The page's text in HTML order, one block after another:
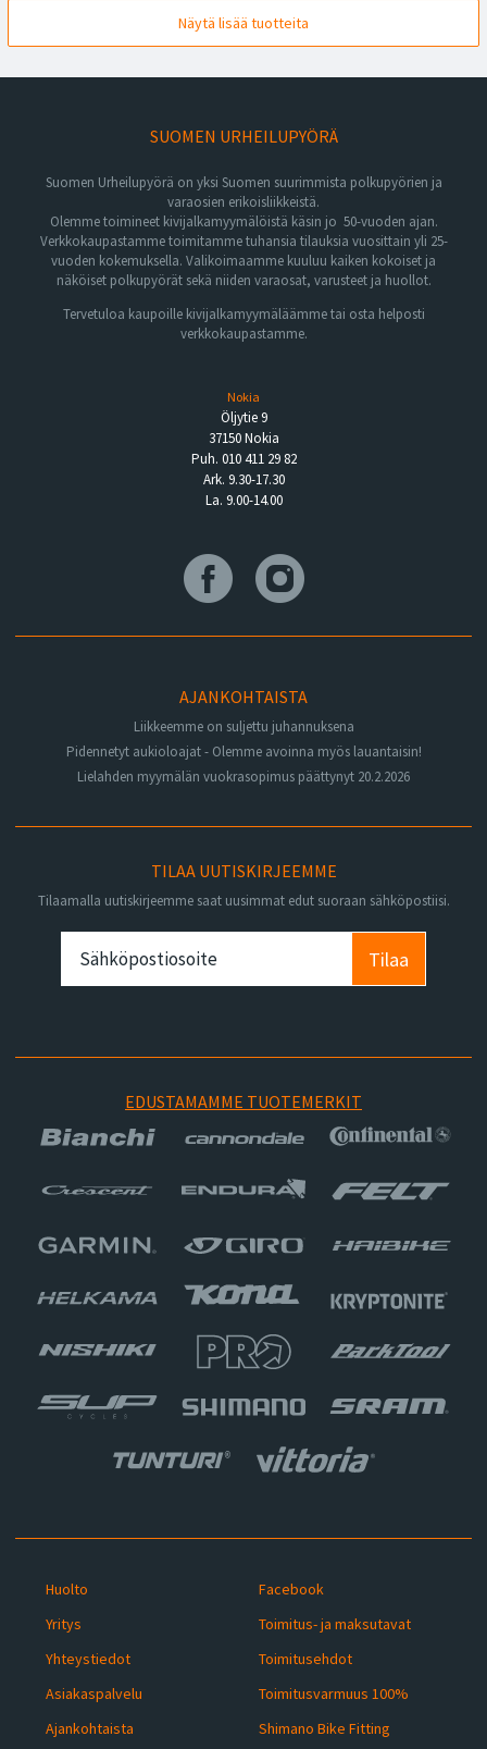
Näytä lisää tuotteita
SUOMEN URHEILUPYÖRÄ
Suomen Urheilupyörä on yksi Suomen suurimmista polkupyörien ja
varaosien erikoisliikkeistä.
Olemme toimineet kivijalkamyymälöistä käsin jo 50-vuoden ajan.
Verkkokaupastamme toimitamme tuhansia tilauksia vuosittain yli 25-
vuoden kokemuksella. Valikoimaamme kuuluu kaiken kokoiset ja
näköiset polkupyörät sekä niiden varaosat, varusteet ja huollot.
Tervetuloa kaupoille kivijalkamyymäläämme tai osta helposti
verkkokaupastamme.
Nokia
Öljytie 9
37150 Nokia
Puh. 010 411 29 82
Ark. 9.30-17.30
La. 9.00-14.00
AJANKOHTAISTA
Liikkeemme on suljettu juhannuksena
Pidennetyt aukioloajat - Olemme avoinna myös lauantaisin!
Lielahden myymälän vuokrasopimus päättynyt 20.2.2026
TILAA UUTISKIRJEEMME
Tilaamalla uutiskirjeemme saat uusimmat edut suoraan sähköpostiisi.
Tilaa
EDUSTAMAMME TUOTEMERKIT
Huolto
Yritys
Yhteystiedot
Asiakaspalvelu
Ajankohtaista
Facebook
Toimitus- ja maksutavat
Toimitusehdot
Toimitusvarmuus 100%
Shimano Bike Fitting